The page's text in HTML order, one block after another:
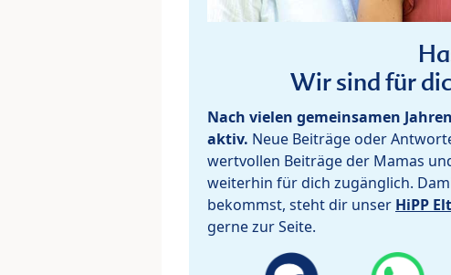
Wir sind für
Nach vielen gemeinsamen
aktiv. Neue Beiträge oder
wertvollen Beiträge der Mamas
weiterhin für dich zugänglich.
bekommst, steht dir unser HiPP
gerne zur Seite.